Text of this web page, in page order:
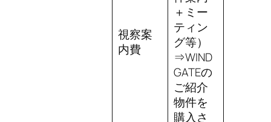
視察案
内費
＋ミー
ティン
グ等）
⇒WIND
GATEの
ご紹介
物件を
購入さ